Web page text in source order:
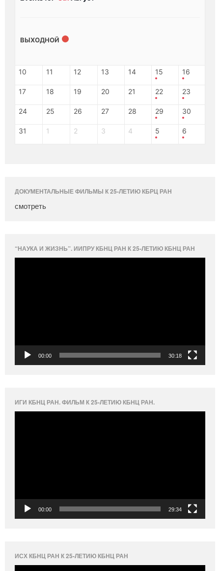
ВЫХОДНОЙ
10 11 12 13 14 15 16
17 18 19 20 21 22 23
24 25 26 27 28 29 30
31 1 2 3 4 5 6
ДОКУМЕНТАЛЬНЫЕ ФИЛЬМЫ К 25-ЛЕТИЮ КБРЦ РАН
смотреть
“НАУКА И ЖИЗНЬ”. ИИПРУ КБНЦ РАН К 25-ЛЕТИЮ КБНЦ РАН
00:00 30:18
ИГИ КБНЦ РАН. ФИЛЬМ К 25-ЛЕТИЮ КБНЦ РАН.
00:00 29:34
ИСХ КБНЦ РАН К 25-ЛЕТИЮ КБНЦ РАН